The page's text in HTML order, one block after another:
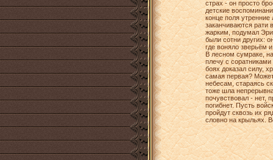
страх - он просто
детские
конце поля
заканчиваются рати
жарким, подумал
были сотни других:
где воняло зверьём
В лесном сумраке,
плечу с
боях доказал силу,
самая первая?
небесам, стараясь
тоже шла
почувствовал - нет,
погибнет. Пусть
пройдут сквозь их
словно на крыльях.